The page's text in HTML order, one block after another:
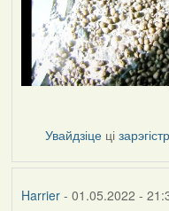
Увайдзіце ці
Harrier- 01.05.2022 -